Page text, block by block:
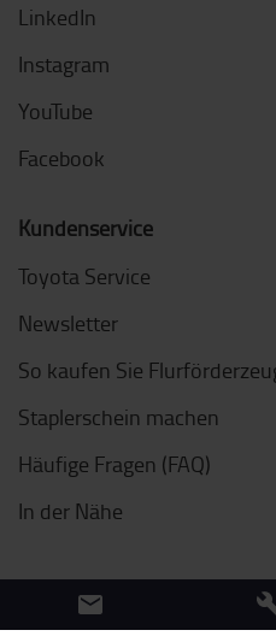
LinkedIn
Instagram
YouTube
Facebook
Kundenservice
Toyota Service
Newsletter
So kaufen Sie
Staplerschein machen
Häufige Fragen (FAQ)
In der Nähe